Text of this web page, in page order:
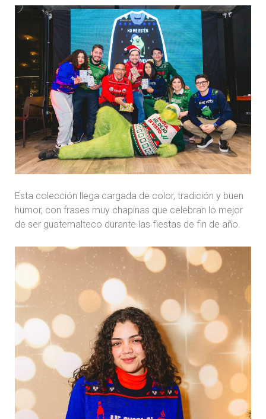
Esta colección llega cargada de color, tradición y buen
humor, con frases muy chapinas que celebran lo mejor
de ser guatemalteco durante las fiestas de fin de año.